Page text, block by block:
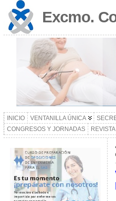
Excmo.
INICIO VENTANILLA ÚNICA
CONGRESOS Y JORNADAS